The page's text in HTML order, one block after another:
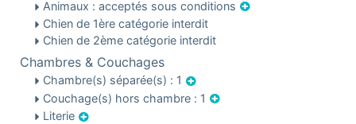
Animaux : acceptés sous conditions
Chien de 1ère catégorie interdit
Chien de 2ème catégorie interdit
Chambres & Couchages
Chambre(s) séparée(s) : 1
Couchage(s) hors chambre : 1
Literie